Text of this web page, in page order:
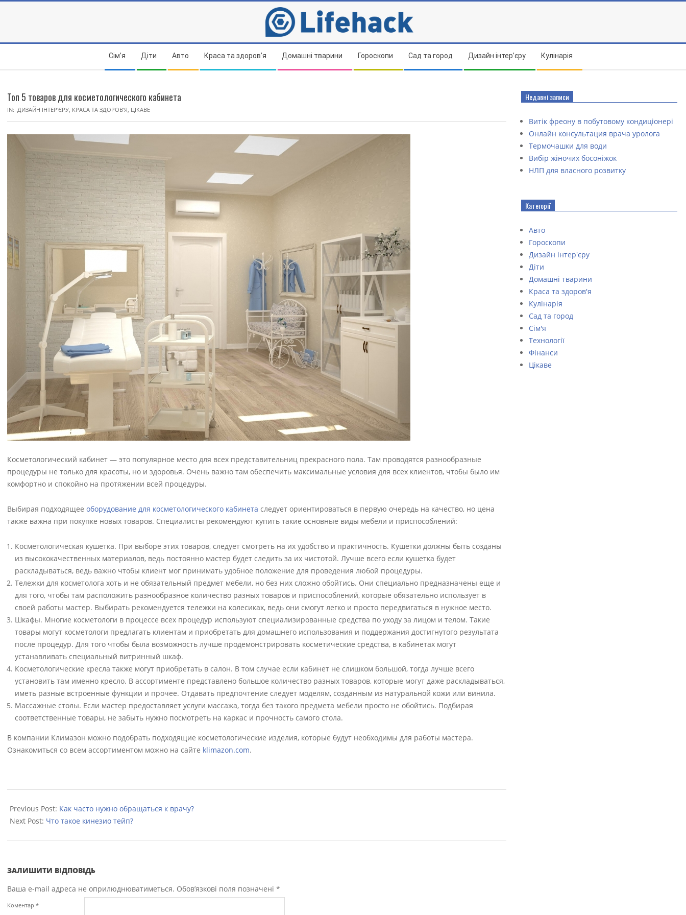
Сім’я Діти Авто Краса та здоров’я Домашні тварини Гороскопи Сад та город Дизайн інтер’єру Кулінарія
Топ 5 товаров для косметологического кабинета
IN: ДИЗАЙН ІНТЕР'ЄРУ, КРАСА ТА ЗДОРОВ'Я, ЦІКАВЕ
Косметологический кабинет — это популярное место для всех представительниц прекрасного пола. Там проводятся разнообразные
процедуры не только для красоты, но и здоровья. Очень важно там обеспечить максимальные условия для всех клиентов, чтобы было им
комфортно и спокойно на протяжении всей процедуры.
Выбирая подходящее оборудование для косметологического кабинета следует ориентироваться в первую очередь на качество, но цена
также важна при покупке новых товаров. Специалисты рекомендуют купить такие основные виды мебели и приспособлений:
Косметологическая кушетка. При выборе этих товаров, следует смотреть на их удобство и практичность. Кушетки должны быть созданы
из высококачественных материалов, ведь постоянно мастер будет следить за их чистотой. Лучше всего если кушетка будет
раскладываться, ведь важно чтобы клиент мог принимать удобное положение для проведения любой процедуры.
Тележки для косметолога хоть и не обязательный предмет мебели, но без них сложно обойтись. Они специально предназначены еще и
для того, чтобы там расположить разнообразное количество разных товаров и приспособлений, которые обязательно использует в
своей работы мастер. Выбирать рекомендуется тележки на колесиках, ведь они смогут легко и просто передвигаться в нужное место.
Шкафы. Многие косметологи в процессе всех процедур используют специализированные средства по уходу за лицом и телом. Такие
товары могут косметологи предлагать клиентам и приобретать для домашнего использования и поддержания достигнутого результата
после процедур. Для того чтобы была возможность лучше продемонстрировать косметические средства, в кабинетах могут
устанавливать специальный витринный шкаф.
Косметологические кресла также могут приобретать в салон. В том случае если кабинет не слишком большой, тогда лучше всего
установить там именно кресло. В ассортименте представлено большое количество разных товаров, которые могут даже раскладываться,
иметь разные встроенные функции и прочее. Отдавать предпочтение следует моделям, созданным из натуральной кожи или винила.
Массажные столы. Если мастер предоставляет услуги массажа, тогда без такого предмета мебели просто не обойтись. Подбирая
соответственные товары, не забыть нужно посмотреть на каркас и прочность самого стола.
В компании Климазон можно подобрать подходящие косметологические изделия, которые будут необходимы для работы мастера.
Ознакомиться со всем ассортиментом можно на сайте klimazon.com.
10-
31
Previous Post: Как часто нужно обращаться к врачу?
Next Post: Что такое кинезио тейп?
ЗАЛИШИТИ ВІДПОВІДЬ
Ваша e-mail адреса не оприлюднюватиметься. Обов’язкові поля позначені *
Коментар *
Недавні записи
Витік фреону в побутовому кондиціонері
Онлайн консультация врача уролога
Термочашки для води
Вибір жіночих босоніжок
НЛП для власного розвитку
Категорії
Авто
Гороскопи
Дизайн інтер'єру
Діти
Домашні тварини
Краса та здоров'я
Кулінарія
Сад та город
Сім'я
Технології
Фінанси
Цікаве